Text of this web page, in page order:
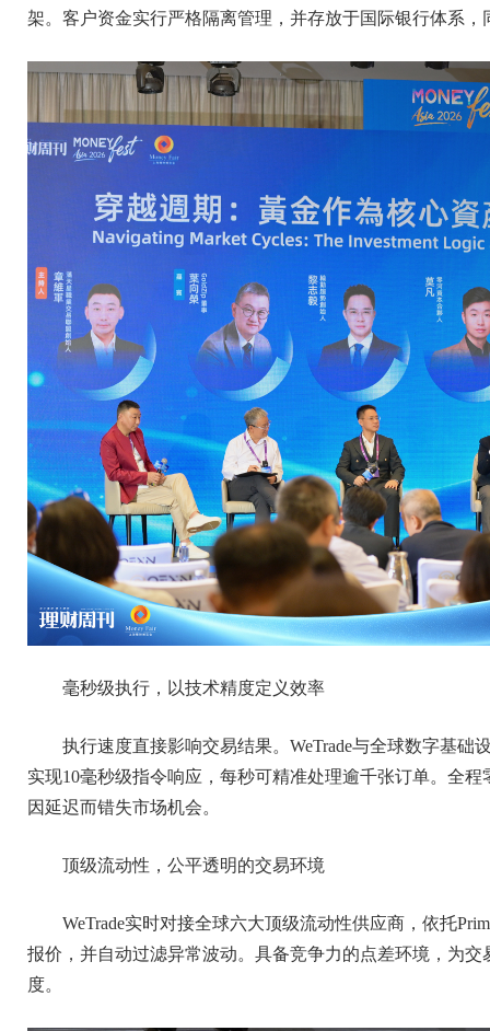
架。客户资金实行严格隔离管理，并存放于国际银行体系
毫秒级执行，以技术精度定义效率
执行速度直接影响交易结果。WeTrade与全球数字基
实现10毫秒级指令响应，每秒可精准处理逾千张订单。全
因延迟而错失市场机会。
顶级流动性，公平透明的交易环境
WeTrade实时对接全球六大顶级流动性供应商，依托
报价，并自动过滤异常波动。具备竞争力的点差环境，为
度。